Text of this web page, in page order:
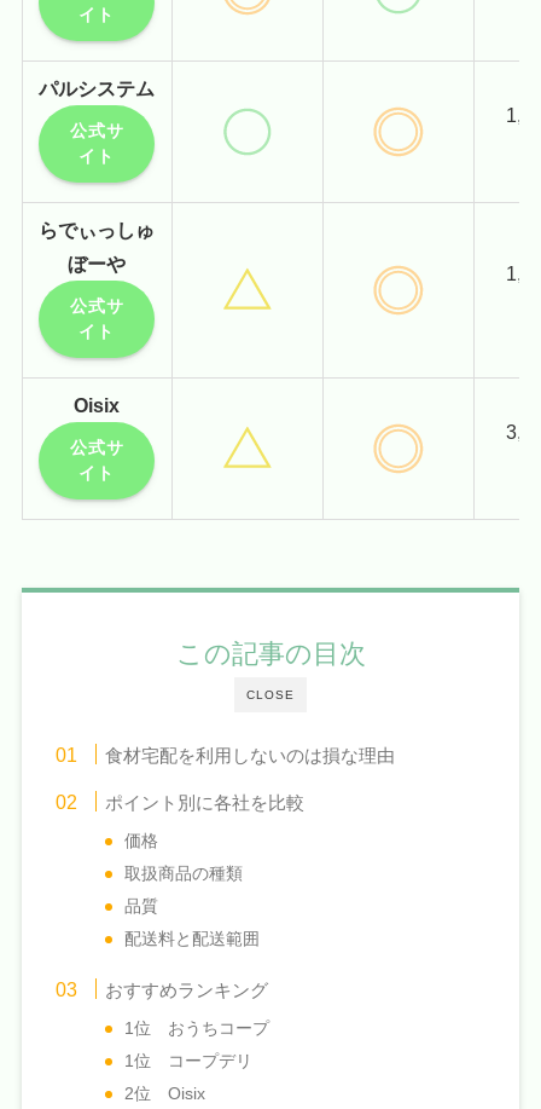
イト
パルシステム
公式サ
イト
らでぃっしゅ
ぼーや
公式サ
イト
Oisix
公式サ
イト
CLOSE
この記事の目次
食材宅配を利用しないのは損な理由
ポイント別に各社を比較
価格
取扱商品の種類
品質
配送料と配送範囲
おすすめランキング
1位 おうちコープ
1位 コープデリ
2位 Oisix